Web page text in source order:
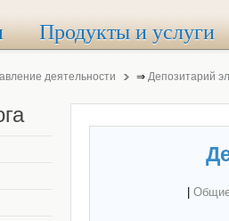
Продукты и услуги
деятельности ⇒ Депозитарий